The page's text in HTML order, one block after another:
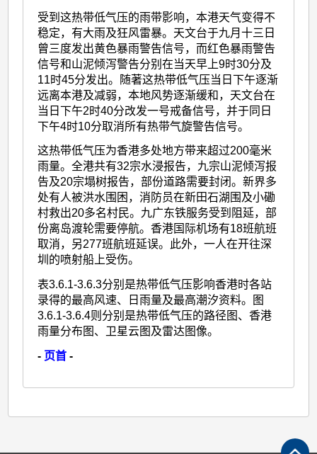
受到这热带低气压的雨带影响，本港天气变得不
稳定，有大雨及狂风雷暴。天文台于九月十三日
曾三度发出黄色暴雨警告信号，而红色暴雨警告
信号和山泥倾泻警告分别在当天早上9时30分及
11时45分发出。随著这热带低气压当日下午逐渐
远离本港及减弱，本地风势逐渐缓和，天文台在
当日下午2时40分改发一号戒备信号，并于同日
下午4时10分取消所有热带气旋警告信号。
这热带低气压为香港多处地方带来超过200毫米
雨量。全港共有32宗水浸报告，九宗山泥倾泻报
告及20宗塌树报告，部份道路需要封闭。新界多
处有人被洪水围困，消防员在新田石湖围及小磡
村救出20多名村民。九广东铁服务受到阻延，部
份离岛渡轮需要停航。香港国际机场有18班航班
取消，另277班航班延误。此外，一人在开往深
圳的喷射船上受伤。
表3.6.1-3.6.3分别是热带低气压影响香港时各站
录得的最高风速、日雨量及最高潮汐资料。图
3.6.1-3.6.4则分别是热带低气压的路径图、香港
雨量分布图、卫星云图及雷达图像。
- 页首 -